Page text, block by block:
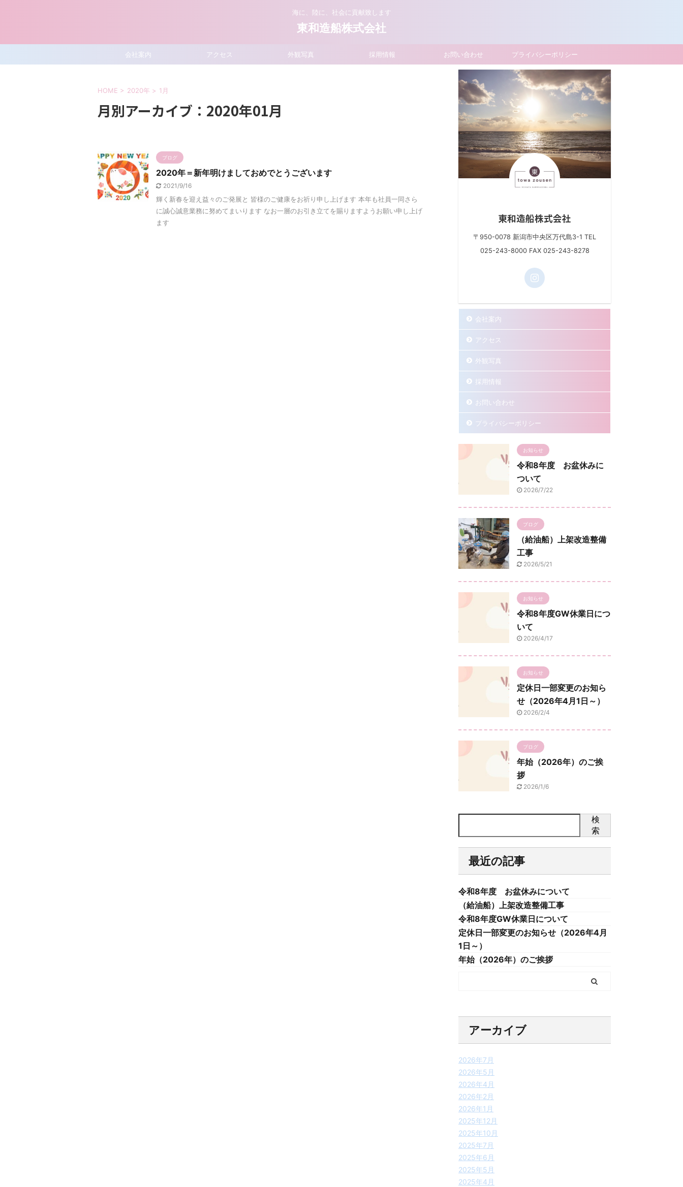
海に、陸に、社会に貢献致します
東和造船株式会社
会社案内 アクセス 外観写真 採用情報 お問い合わせ プライバシーポリシー
HOME > 2020年 > 1月
月別アーカイブ：2020年01月
ブログ
2020年＝新年明けましておめでとうございます
2021/9/16
輝く新春を迎え益々のご発展と 皆様のご健康をお祈り申し上げます 本年も社員一同さら
に誠心誠意業務に努めてまいります なお一層のお引き立てを賜りますようお願い申し上げ
ます
東和造船株式会社
〒950-0078 新潟市中央区万代島3-1 TEL
025-243-8000 FAX 025-243-8278
会社案内
アクセス
外観写真
採用情報
お問い合わせ
プライバシーポリシー
お知らせ
令和8年度 お盆休みに
ついて
2026/7/22
ブログ
（給油船）上架改造整備
工事
2026/5/21
お知らせ
令和8年度GW休業日につ
いて
2026/4/17
お知らせ
定休日一部変更のお知ら
せ（2026年4月1日～）
2026/2/4
ブログ
年始（2026年）のご挨
拶
2026/1/6
検
索
最近の記事
令和8年度 お盆休みについて
（給油船）上架改造整備工事
令和8年度GW休業日について
定休日一部変更のお知らせ（2026年4月
1日～）
年始（2026年）のご挨拶
アーカイブ
2026年7月
2026年5月
2026年4月
2026年2月
2026年1月
2025年12月
2025年10月
2025年7月
2025年6月
2025年5月
2025年4月